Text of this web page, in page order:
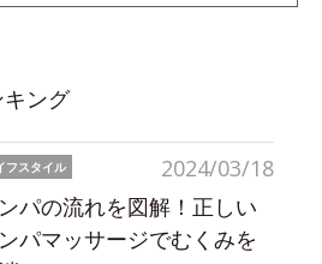
ング
2024/03/18
フスタイル
パの流れを図解！正しい
パマッサージでむくみを